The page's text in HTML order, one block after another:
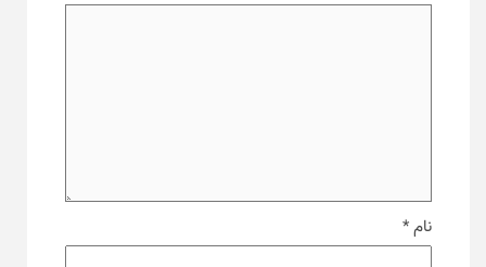
نام*